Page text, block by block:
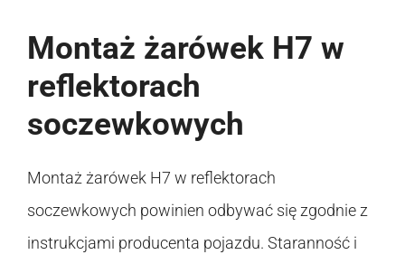
Montaż żarówek H7 w
reflektorach
soczewkowych
Montaż żarówek H7 w reflektorach
soczewkowych powinien odbywać się zgodnie z
instrukcjami producenta pojazdu. Staranność i